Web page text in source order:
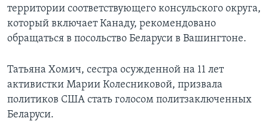
территории соответствующего консульского округа,
который включает Канаду, рекомендовано
обращаться в посольство Беларуси в Вашингтоне.
Татьяна Хомич, сестра осужденной на 11 лет
активистки Марии Колесниковой, призвала
политиков США стать голосом политзаключенных
Беларуси.